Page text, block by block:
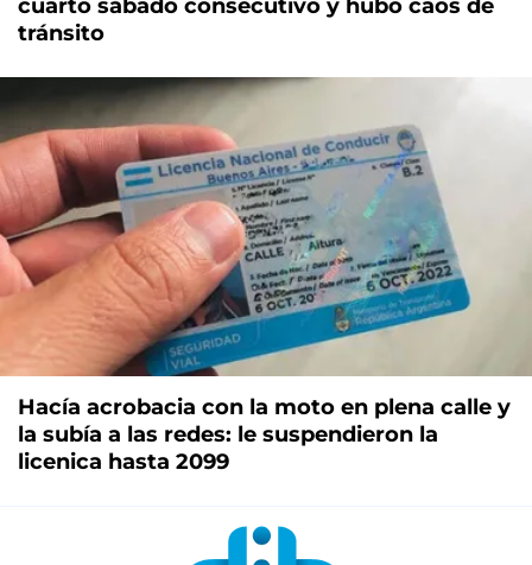
Por una reclamo vecinal cortaron ruta 2 por
cuarto sábado consecutivo y hubo caos de
Hacía acrobacia con la moto en plena calle y
la subía a las redes: le suspendieron la